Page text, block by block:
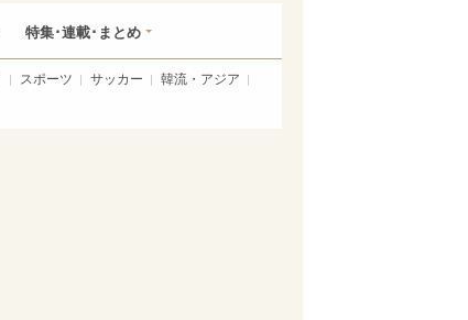
特集･連載･まとめ
スポーツ サッカー
韓流・アジア